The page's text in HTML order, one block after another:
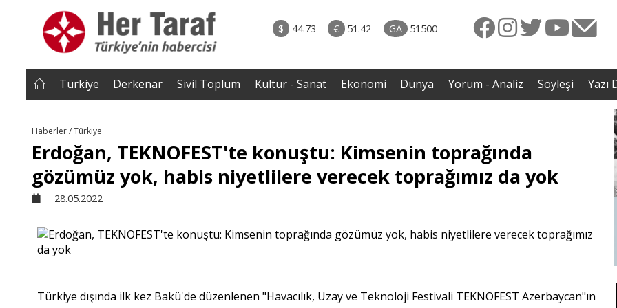
$ 44.73 € 51.42 GA 51500
• Türkiye, Pakistan ve Suudi Arabistan imzayı attı!
Mekke Anlaşması yürürlüğe girdi
• Gannuşi'nin serbest bırakılması için çağrı
Türkiye Derkenar Sivil Toplum Kültür - Sanat Ekonomi Dünya Yorum - Analiz Söyleşi Yazı
Haberler / Türkiye
Erdoğan, TEKNOFEST'te konuştu: Kimsenin toprağında
gözümüz yok, habis niyetlilere verecek toprağımız da yok
28.05.2022
Türkiye dışında ilk kez Bakü'de düzenlenen "Havacılık, Uzay ve Teknoloji Festivali TEKNOFEST Azerbaycan"ın